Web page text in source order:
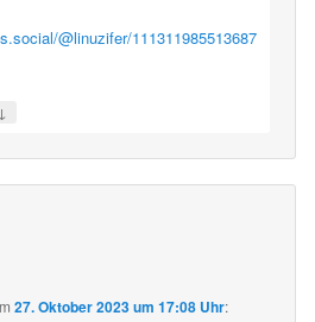
@linuzifer/111311985513687
↓
27. Oktober 2023 um 17:08 Uhr: